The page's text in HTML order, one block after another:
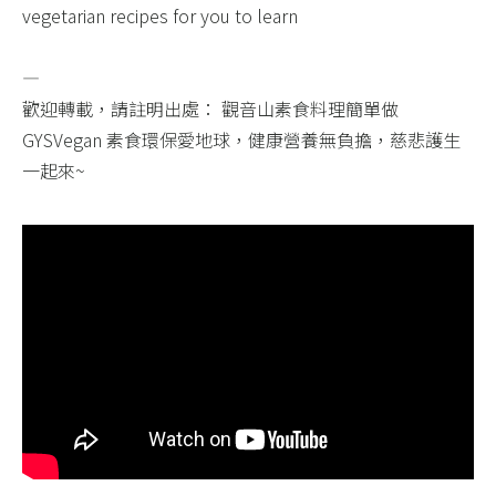
vegetarian recipes for you to learn
—
歡迎轉載，請註明出處： 觀音山素食料理簡單做
GYSVegan 素食環保愛地球，健康營養無負擔，慈悲護生
一起來~